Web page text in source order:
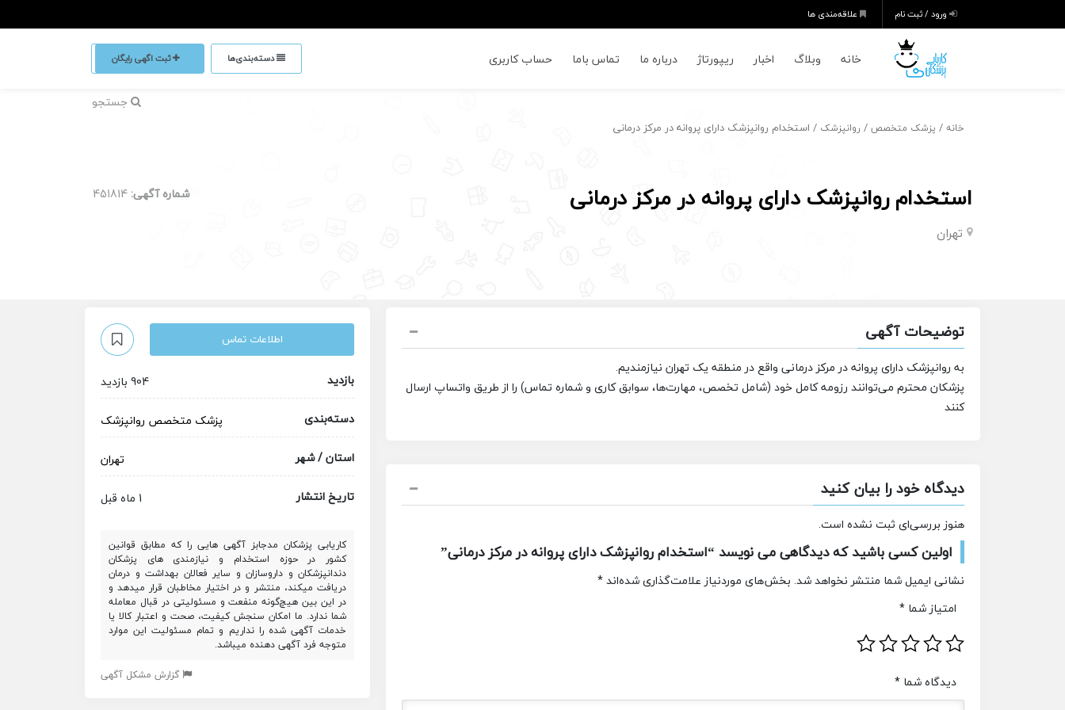
ورود / ثبت نام علاقه‌مندی ها
خانه وبلاگ اخبار ریپورتاژ درباره ما تماس باما حساب کاربری دسته‌بندی‌ها ثبت اگهی رایگان
جستجو
خانه / پزشک متخصص / روانپزشک / استخدام روانپزشک دارای پروانه در مرکز درمانی
استخدام روانپزشک دارای پروانه در مرکز درمانی
تهران
شماره آگهی: 451814
توضیحات آگهی
به روانپزشک دارای پروانه در مرکز درمانی واقع در منطقه یک تهران نیازمندیم.
پزشکان محترم می‌توانند رزومه کامل خود (شامل تخصص، مهارت‌ها، سوابق کاری و شماره تماس) را از طریق واتساپ ارسال
کنند
دیدگاه خود را بیان کنید
هنوز بررسی‌ای ثبت نشده است.
اولین کسی باشید که دیدگاهی می نویسد “استخدام روانپزشک دارای پروانه در مرکز درمانی”
نشانی ایمیل شما منتشر نخواهد شد. بخش‌های موردنیاز علامت‌گذاری شده‌اند*
امتیاز شما *
دیدگاه شما *
اطلاعات تماس
بازدید
904 بازدید
دسته‌بندی
پزشک متخصص روانپزشک
استان / شهر
تهران
تاریخ انتشار
1 ماه قبل
کاریابی پزشکان مدجابز آگهی هایی را که مطابق قوانین
کشور در حوزه استخدام و نیازمندی های پزشکان
دندانپزشکان و داروسازان و سایر فعالان بهداشت و درمان
دریافت میکند، منتشر و در اختیار مخاطبان قرار میدهد و
در این بین هیچ‌گونه منفعت و مسئولیتی در قبال معامله
شما ندارد. ما امکان سنجش کیفیت، صحت و اعتبار کالا یا
خدمات آگهی شده را نداریم و تمام مسئولیت این موارد
متوجه فرد آگهی دهنده میباشد.
گزارش مشکل آگهی